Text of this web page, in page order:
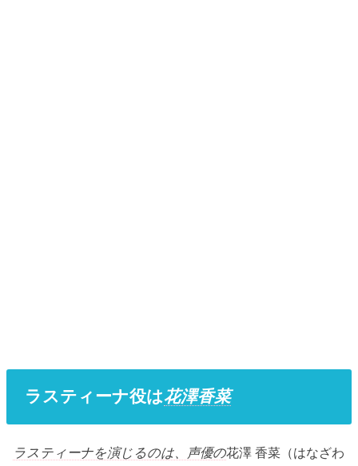
ラスティーナ役は花澤香菜
ラスティーナを演じるのは、声優の花澤 香菜（はなざわ